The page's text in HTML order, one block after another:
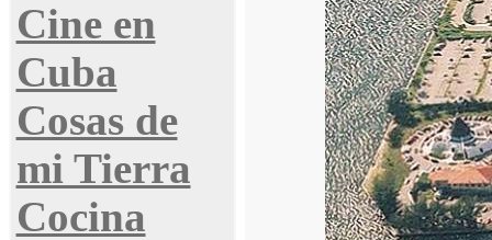
Cine en
Cuba
Cosas de
mi Tierra
Cocina